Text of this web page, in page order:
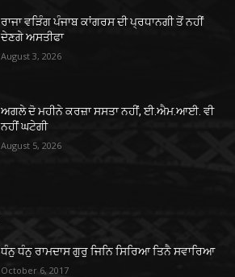
ਰਾਜਾ ਵੜਿੰਗ ਪੰਜਾਬ ਕਾਂਗਰਸ ਦੀ ਪ੍ਰਧਾਨਗੀ ਤੋਂ ਨਹੀਂ
ਦੇਣਗੇ ਅਸਤੀਫਾ
August 3, 2026
ਅਗਲੇ ਦੋ ਮਹੀਨੇ ਕਰਜ਼ਾ ਸਸਤਾ ਨਹੀਂ, ਈ.ਐਮ.ਆਈ. ਵੀ
ਨਹੀਂ ਘਟੇਗੀ
August 5, 2026
ਧੰਨੁ ਧੰਨੁ ਰਾਮਦਾਸ ਗੁਰੁ ਜਿਨਿ ਸਿਰਿਆ ਤਿਨੈ ਸਵਾਰਿਆ
October 6, 2017